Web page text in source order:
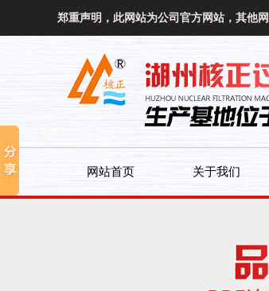
郑重声明，此网站为公司官方网站，其他
网站首页 关于我们